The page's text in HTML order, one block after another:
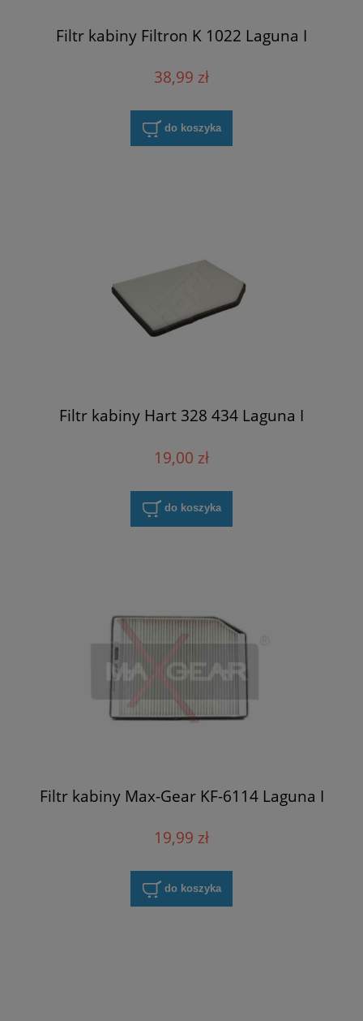
Filtr kabiny Filtron K 1022 Laguna I
38,99 zł
do koszyka
Filtr kabiny Hart 328 434 Laguna I
19,00 zł
do koszyka
Filtr kabiny Max-Gear KF-6114 Laguna I
19,99 zł
do koszyka